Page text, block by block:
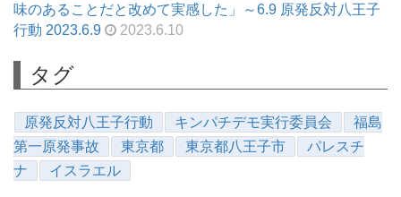
味のあることだと改めて実感した」～6.9 原発反対八王子
行動 2023.6.9
2023.6.10
タグ
原発反対八王子行動 キンパチデモ実行委員会
福島
第一原発事故
東京都 東京都八王子市
パレスチ
ナ
イスラエル